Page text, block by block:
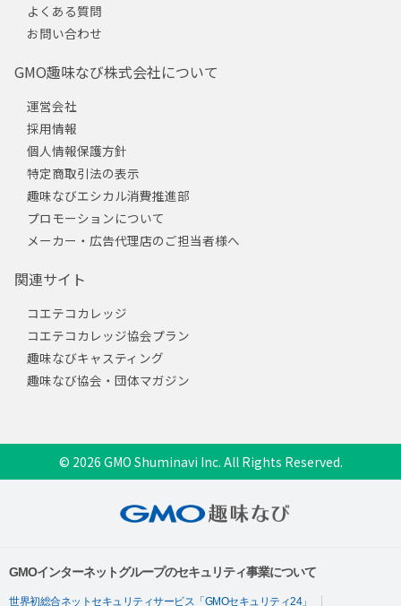
よくある質問
お問い合わせ
GMO趣味なび株式会社について
運営会社
採用情報
個人情報保護方針
特定商取引法の表示
趣味なびエシカル消費推進部
プロモーションについて
メーカー・広告代理店のご担当者様へ
関連サイト
コエテコカレッジ
コエテコカレッジ協会プラン
趣味なびキャスティング
趣味なび協会・団体マガジン
© 2026 GMO Shuminavi Inc. All Rights Reserved.